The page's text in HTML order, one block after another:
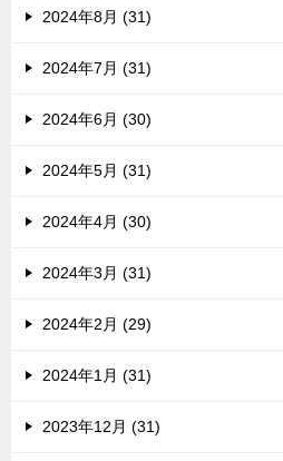
2024年8月 (31)
2024年7月 (31)
2024年6月 (30)
2024年5月 (31)
2024年4月 (30)
2024年3月 (31)
2024年2月 (29)
2024年1月 (31)
2023年12月 (31)